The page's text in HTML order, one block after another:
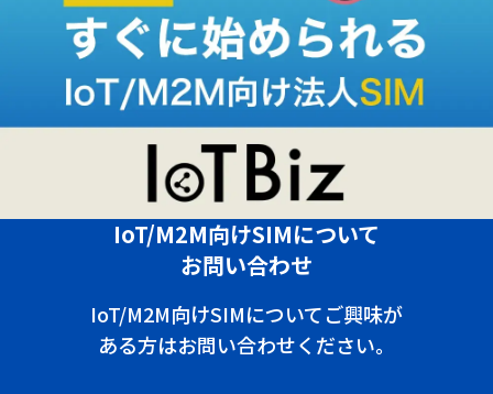
IoT/M2M向けSIMについて
お問い合わせ
IoT/M2M向けSIMについてご興味が
ある方はお問い合わせください。